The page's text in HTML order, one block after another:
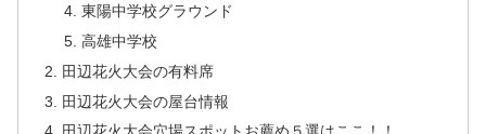
東陽中学校グラウンド
高雄中学校
田辺花火大会の有料席
田辺花火大会の屋台情報